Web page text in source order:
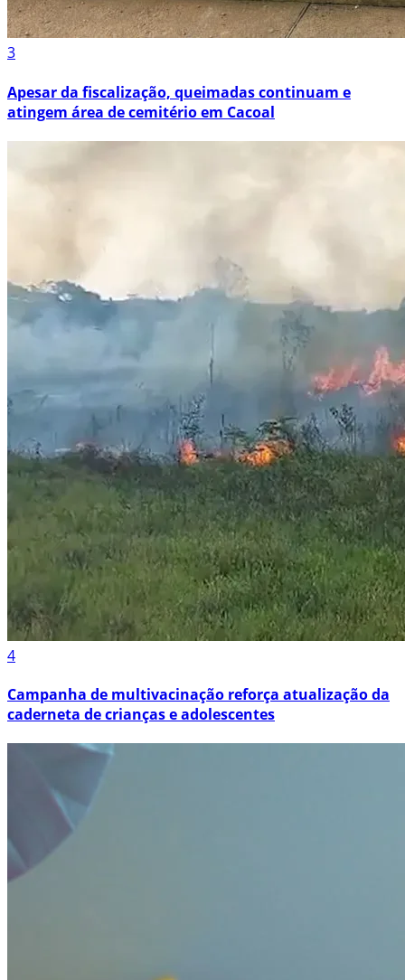
3
Apesar da fiscalização, queimadas continuam e
atingem área de cemitério em Cacoal
4
Campanha de multivacinação reforça atualização da
caderneta de crianças e adolescentes